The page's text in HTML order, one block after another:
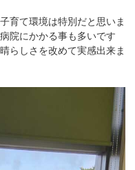
育て環境は特別だと思いま
院にかかる事も多いです
らしさを改めて実感出来ま